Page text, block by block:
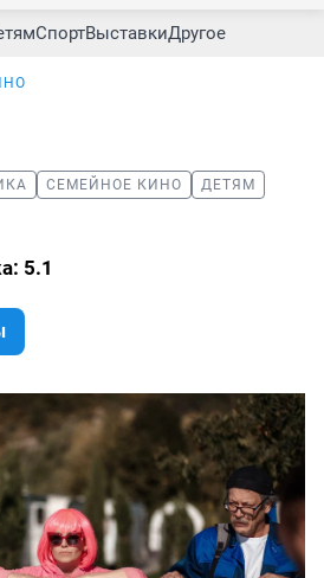
СпортВыставкиДругое
СЕМЕЙНОЕ КИНО
ДЕТЯМ
5.1